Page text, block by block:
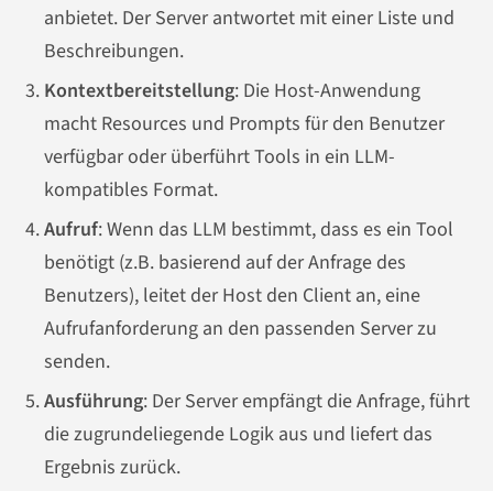
anbietet. Der Server antwortet mit einer Liste und
Beschreibungen.
Kontextbereitstellung: Die Host-Anwendung
macht Resources und Prompts für den Benutzer
verfügbar oder überführt Tools in ein LLM-
kompatibles Format.
Aufruf: Wenn das LLM bestimmt, dass es ein Tool
benötigt (z.B. basierend auf der Anfrage des
Benutzers), leitet der Host den Client an, eine
Aufrufanforderung an den passenden Server zu
senden.
Ausführung: Der Server empfängt die Anfrage, führt
die zugrundeliegende Logik aus und liefert das
Ergebnis zurück.